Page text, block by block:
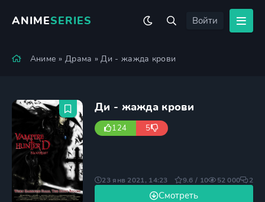
ANIMESERIES Войти
Аниме »Драма » Ди - жажда крови
Ди - жажда крови
124 5
Смотреть
23 янв 2021, 14:23 9.6 / 10 52 000 2